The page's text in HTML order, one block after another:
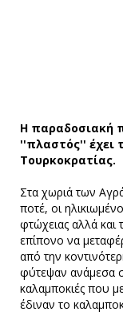
Η παραδοσιακή
''πλαστός'' έχει
Τουρκοκρατίας.
Στα χωριά των
ποτέ, οι
φτώχειας αλλά
επίπονο να
από την
φύτεψαν ανάμεσα
καλαμποκιές που
έδιναν το